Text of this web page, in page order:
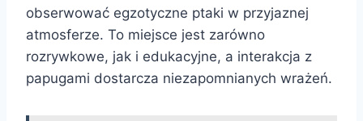
obserwować egzotyczne ptaki w przyjaznej
atmosferze. To miejsce jest zarówno
rozrywkowe, jak i edukacyjne, a interakcja z
papugami dostarcza niezapomnianych wrażeń.